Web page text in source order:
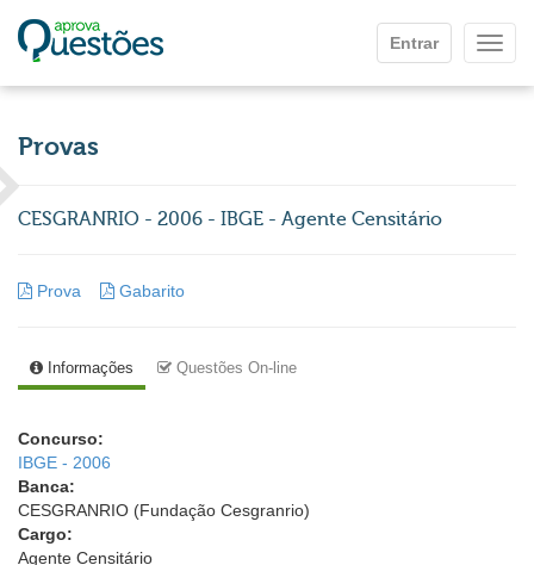
Entrar
Provas
CESGRANRIO - 2006 - IBGE - Agente Censitário
Prova Gabarito
Informações Questões On-line
Concurso:
IBGE - 2006
Banca:
CESGRANRIO (Fundação Cesgranrio)
Cargo:
Agente Censitário